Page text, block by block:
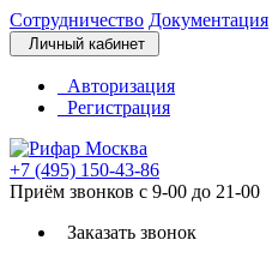
Сотрудничество Документация
Личный кабинет
Авторизация
Регистрация
+7 (495) 150-43-86
Приём звонков с 9-00 до 21-00
Заказать звонок